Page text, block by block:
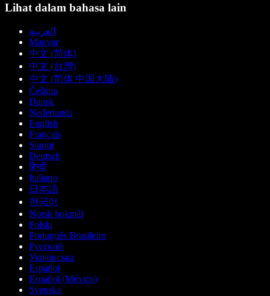
Lihat dalam bahasa lain
العربية
Magyar
中文 (简体)
中文 (台灣)
中文 (简体 中国大陆)
Čeština
Dansk
Nederlands
English
Français
Suomi
Deutsch
हिन्दी
Italiano
日本語
한국어
Norsk bokmål
Polski
Português Brasileiro
Русский
Українська
Español
Español (México)
Svenska